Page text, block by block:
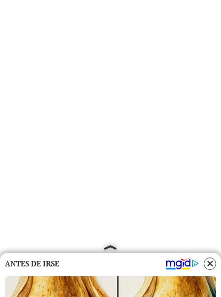
ANTES DE IRSE